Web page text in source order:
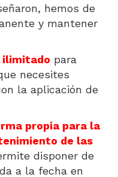
hemos de
y mantener
ilimitado para
necesites
la aplicación de
propia para la
de las
disponer de
a la fecha en